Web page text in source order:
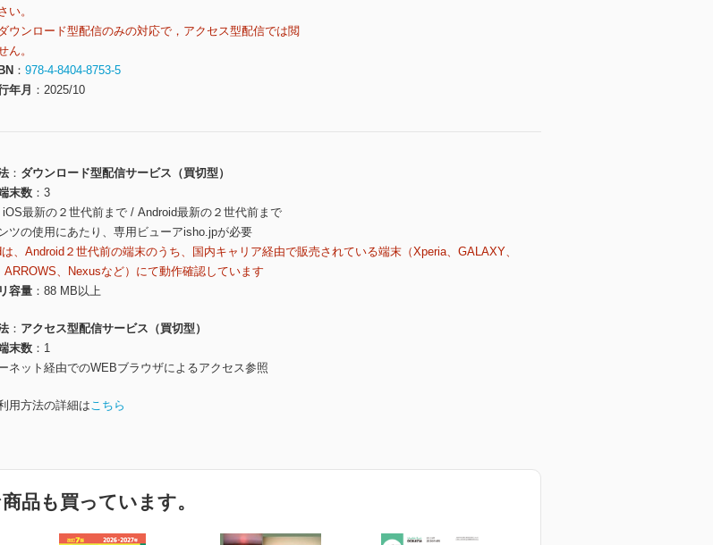
い。
ウンロード型配信のみの対応で，アクセス型配信では閲
ん。
978-4-8404-8753-5
年月
2025/10
ダウンロード型配信サービス（買切型）
末数
3
iOS最新の２世代前まで / Android最新の２世代前まで
ツの使用にあたり、専用ビューアisho.jpが必要
、Android２世代前の端末のうち、国内キャリア経由で販売されている端末（Xperia、GALAXY、
ARROWS、Nexusなど）にて動作確認しています
容量
88 MB以上
アクセス型配信サービス（買切型）
末数
1
ネット経由でのWEBブラウザによるアクセス参照
用方法の詳細はこちら
品も買っています。